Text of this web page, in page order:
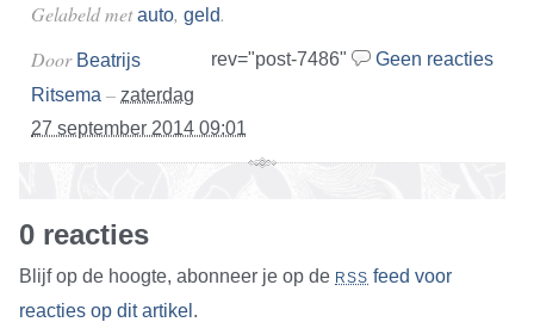
Gelabeld metauto, geld.
rev="post-7486" Geen reacties
Door Beatrijs
Ritsema – zaterdag
27 september 2014 09:01
0 reacties
Blijf op de hoogte, abonneer je op de RSS feed voor
reacties op dit artikel .